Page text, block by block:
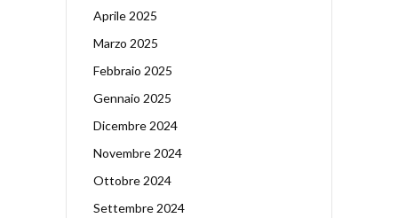
Aprile 2025
Marzo 2025
Febbraio 2025
Gennaio 2025
Dicembre 2024
Novembre 2024
Ottobre 2024
Settembre 2024